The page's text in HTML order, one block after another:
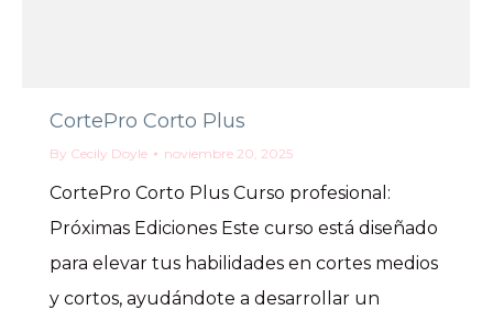
CortePro Corto Plus
By Cecily Doyle noviembre 20, 2025
CortePro Corto Plus Curso profesional:
Próximas Ediciones Este curso está diseñado
para elevar tus habilidades en cortes medios
y cortos, ayudándote a desarrollar un